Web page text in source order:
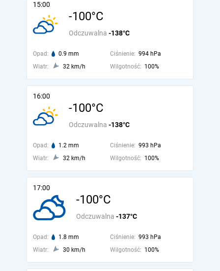
15:00
-100°C
Odczuwalna -138°C
Opad: 0.9 mm Ciśnienie: 994 hPa
Wiatr:
32 km/h Wilgotność: 100%
16:00
-100°C
Odczuwalna -138°C
Opad: 1.2 mm Ciśnienie: 993 hPa
Wiatr:
32 km/h Wilgotność: 100%
17:00
-100°C
Odczuwalna -137°C
Opad: 1.8 mm Ciśnienie: 993 hPa
Wiatr:
30 km/h Wilgotność: 100%